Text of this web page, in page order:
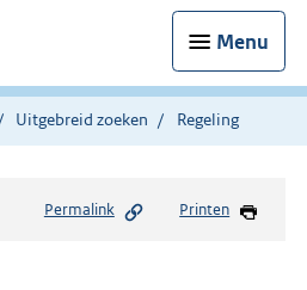
Menu
Uitgebreid zoeken Regeling
Permalink Printen